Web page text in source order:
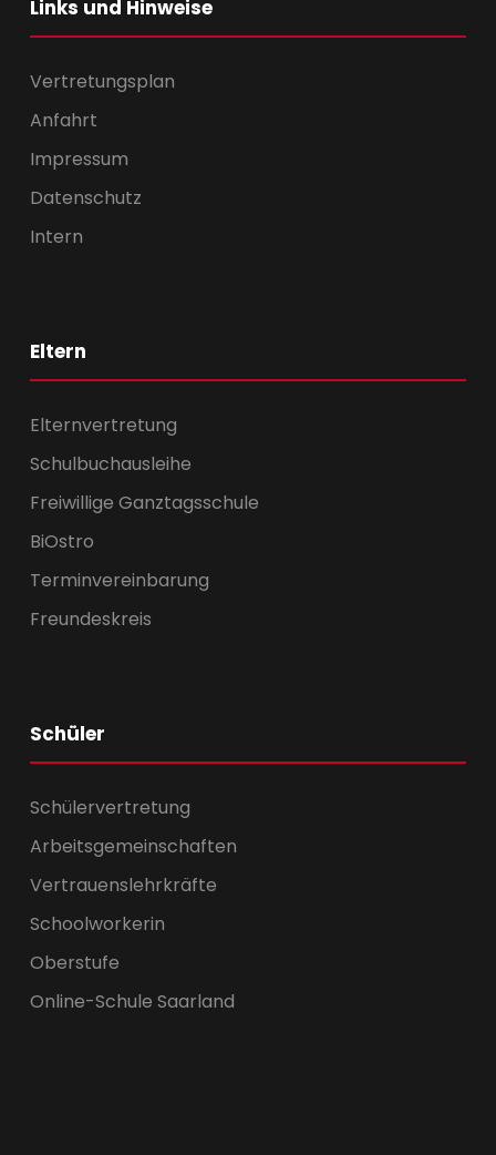
Links und Hinweise
Vertretungsplan
Anfahrt
Impressum
Datenschutz
Intern
Eltern
Elternvertretung
Schulbuchausleihe
Freiwillige Ganztagsschule
BiOstro
Terminvereinbarung
Freundeskreis
Schüler
Schülervertretung
Arbeitsgemeinschaften
Vertrauenslehrkräfte
Schoolworkerin
Oberstufe
Online-Schule Saarland